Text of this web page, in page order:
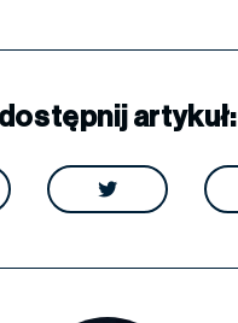
artykuł:
